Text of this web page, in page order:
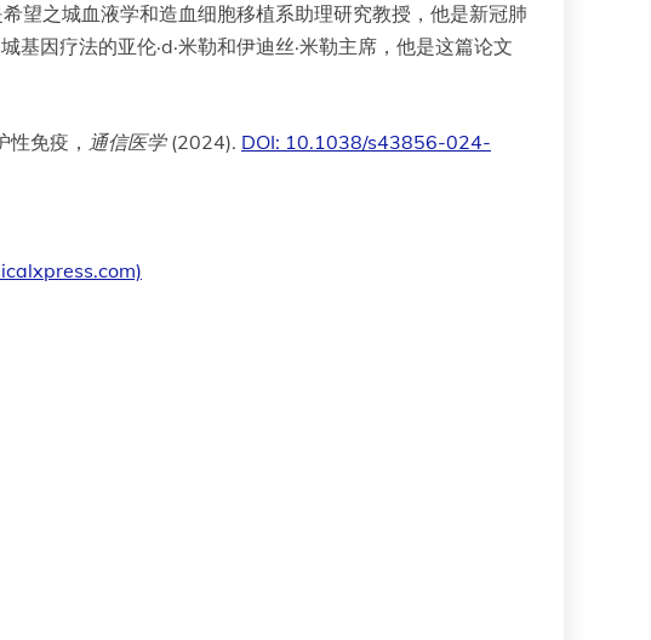
望之城血液学和造血细胞移植系助理研究教授，他是新冠肺
因疗法的亚伦·d·米勒和伊迪丝·米勒主席，他是这篇论文
免疫， 通信医学(2024). DOI: 10.1038/s43856-024-